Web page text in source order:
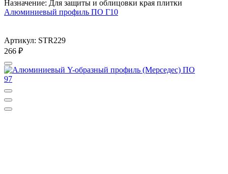
Назначение: Для защиты и облицовки края плитки
Алюминиевый профиль ПО Г10
Артикул: STR229
266 ₽